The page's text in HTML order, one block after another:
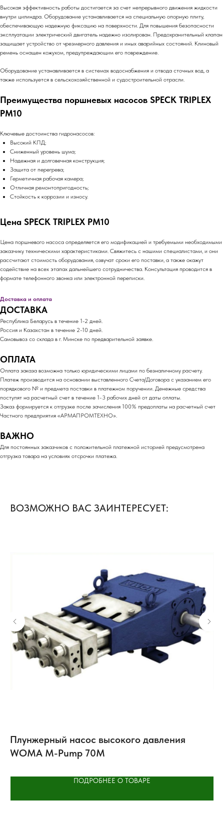
Высокая эффективность работы достигается за счет непрерывного движения жидкости
внутри цилиндра. Оборудование устанавливается на специальную опорную плиту,
обеспечивающую надежную фиксацию на поверхности. Для повышения безопасности
эксплуатации электрический двигатель надежно изолирован. Предохранительный клапан
защищает устройство от чрезмерного давления и иных аварийных состояний. Клиновый
ремень оснащен кожухом, предупреждающим его повреждение.
Оборудование устанавливается в системах водоснабжения и отвода сточных вод, а
также используется в сельскохозяйственной и судостроительной отрасли.
Преимущества поршневых насосов SPECK TRIPLEX
PM10
Ключевые достоинства гидронасосов:
Высокий КПД;
Сниженный уровень шума;
Надежная и долговечная конструкция;
Защита от перегрева;
Герметичная рабочая камера;
Отличная ремонтопригодность;
Стойкость к коррозии и износу.
Цена SPECK TRIPLEX PM10
Цена поршневого насоса определяется его модификацией и требуемыми необходимыми
заказчику техническими характеристиками. Свяжитесь с нашими специалистами, и они
рассчитают стоимость оборудования, озвучат сроки его поставки, а также окажут
содействие на всех этапах дальнейшего сотрудничества. Консультация проводится в
формате телефонного звонка или электронной переписки.
Доставка и оплата
ДОСТАВКА
Республика Беларусь в течение 1-2 дней.
Россия и Казахстан в течение 2-10 дней.
Самовывоз со склада в г. Минске по предварительной заявке.
ОПЛАТА
Оплата заказа возможна только юридическими лицами по безналичному расчету.
Платеж производится на основании выставленного Счета/Договора с указанием его
порядкового № и предмета поставки в платежном поручении. Денежные средства
поступят на расчетный счет в течение 1-3 рабочих дней от даты оплаты.
Заказ формируется к отгрузке после зачисления 100% предоплаты на расчетный счет
Частного предприятия «АРМАПРОМТЕХНО».
ВАЖНО
Для постоянных заказчиков с положительной платежной историей предусмотрена
отгрузка товара на условиях отсрочки платежа.
ВОЗМОЖНО ВАС ЗАИНТЕРЕСУЕТ:
Плунжерный насос высокого давления
WOMA M-Pump 70M
ПОДРОБНЕЕ О ТОВАРЕ